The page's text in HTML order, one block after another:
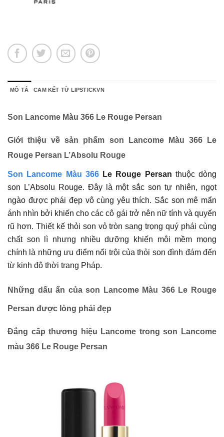
MÔ TẢ CAM KẾT TỪ LIPSTICKVN
Son Lancome Màu 366 Le Rouge Persan
Giới thiệu về sản phẩm son Lancome Màu 366 Le
Rouge Persan L’Absolu Rouge
Son Lancome Màu 366Le Rouge Persan thuộc dòng
son L’Absolu Rouge. Đây là một sắc son tự nhiên, ngọt
ngào được phái đẹp vô cùng yêu thích. Sắc son mê mẩn
ánh nhìn bởi khiến cho các cô gái trở nên nữ tính và quyến
rũ hơn. Thiết kế thỏi son vỏ tròn sang trọng quý phái cùng
chất son lì nhưng nhiều dưỡng khiến môi mềm mọng
chính là những ưu điểm nổi trội của thỏi son đình đám đến
từ kinh đô thời trang Pháp.
Những dấu ấn của son Lancome Màu 366 Le Rouge
Persan được lòng phái đẹp
Đẳng cấp thương hiệu Lancome trong son Lancome
màu 366 Le Rouge Persan